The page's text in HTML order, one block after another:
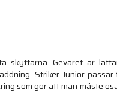
skyttarna. Geväret är
Striker Junior
som gör att man måste